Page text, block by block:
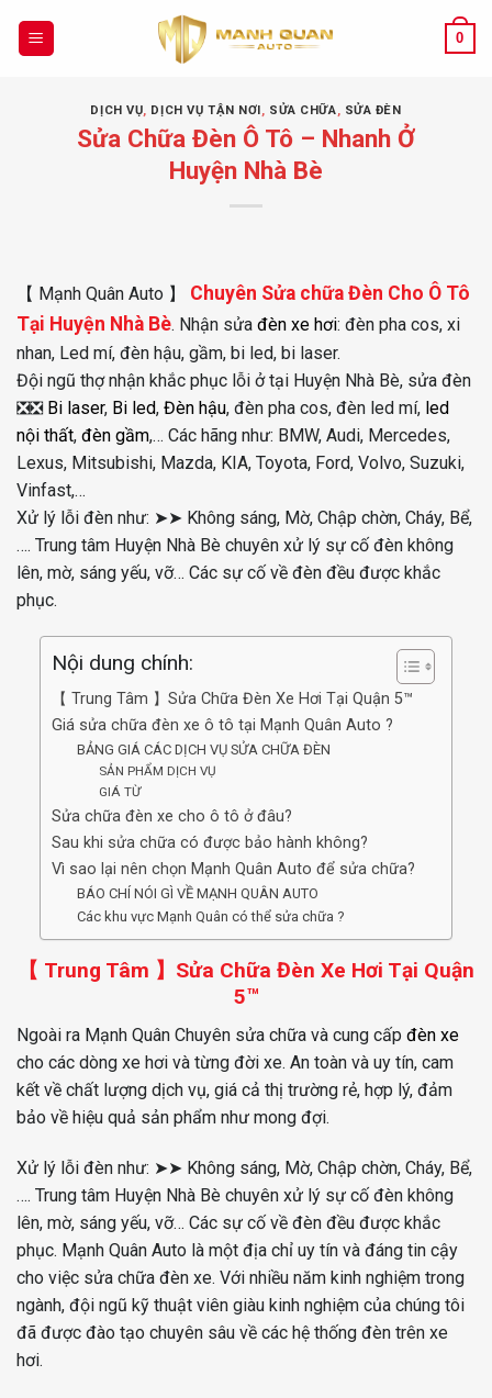
0
DỊCH VỤ, DỊCH VỤ TẬN NƠI, SỬA CHỮA, SỬA ĐÈN
Sửa Chữa Đèn Ô Tô – Nhanh Ở
Huyện Nhà Bè
【 Mạnh Quân Auto 】 Chuyên Sửa chữa Đèn Cho Ô Tô
Tại Huyện Nhà Bè. Nhận sửa đèn xe hơi: đèn pha cos, xi
nhan, Led mí, đèn hậu, gầm, bi led, bi laser.
Đội ngũ thợ nhận khắc phục lỗi ở tại Huyện Nhà Bè, sửa đèn
❎❎ Bi laser, Bi led, Đèn hậu, đèn pha cos, đèn led mí, led
nội thất, đèn gầm,… Các hãng như: BMW, Audi, Mercedes,
Lexus, Mitsubishi, Mazda, KIA, Toyota, Ford, Volvo, Suzuki,
Vinfast,…
Xử lý lỗi đèn như: ➤➤ Không sáng, Mờ, Chập chờn, Cháy, Bể,
…. Trung tâm Huyện Nhà Bè chuyên xử lý sự cố đèn không
lên, mờ, sáng yếu, vỡ… Các sự cố về đèn đều được khắc
phục.
Nội dung chính:
【 Trung Tâm 】Sửa Chữa Đèn Xe Hơi Tại Quận 5™
Giá sửa chữa đèn xe ô tô tại Mạnh Quân Auto ?
BẢNG GIÁ CÁC DỊCH VỤ SỬA CHỮA ĐÈN
SẢN PHẨM DỊCH VỤ
GIÁ TỪ
Sửa chữa đèn xe cho ô tô ở đâu?
Sau khi sửa chữa có được bảo hành không?
Vì sao lại nên chọn Mạnh Quân Auto để sửa chữa?
BÁO CHÍ NÓI GÌ VỀ MẠNH QUÂN AUTO
Các khu vực Mạnh Quân có thể sửa chữa ?
【 Trung Tâm 】Sửa Chữa Đèn Xe Hơi Tại Quận
5™
Ngoài ra Mạnh Quân Chuyên sửa chữa và cung cấp đèn xe
cho các dòng xe hơi và từng đời xe. An toàn và uy tín, cam
kết về chất lượng dịch vụ, giá cả thị trường rẻ, hợp lý, đảm
bảo về hiệu quả sản phẩm như mong đợi.
Xử lý lỗi đèn như: ➤➤ Không sáng, Mờ, Chập chờn, Cháy, Bể,
…. Trung tâm Huyện Nhà Bè chuyên xử lý sự cố đèn không
lên, mờ, sáng yếu, vỡ… Các sự cố về đèn đều được khắc
phục. Mạnh Quân Auto là một địa chỉ uy tín và đáng tin cậy
cho việc sửa chữa đèn xe. Với nhiều năm kinh nghiệm trong
ngành, đội ngũ kỹ thuật viên giàu kinh nghiệm của chúng tôi
đã được đào tạo chuyên sâu về các hệ thống đèn trên xe
hơi.